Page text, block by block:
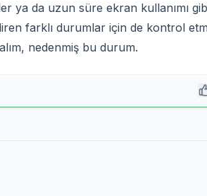
ya da uzun süre ekran kullanımı
farklı durumlar için de kontrol
nedenmiş bu durum.